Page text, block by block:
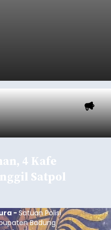
4 Kafe
Satpol
- Satuan Polisi
Badung